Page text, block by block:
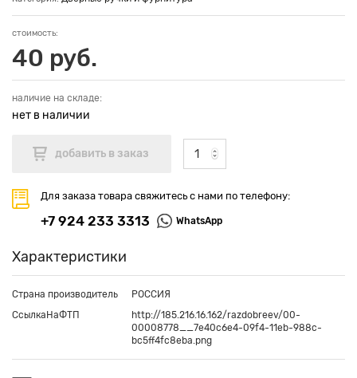
стоимость:
40 руб.
наличие на складе:
нет в наличии
Для заказа товара свяжитесь с нами по телефону:
+7 924 233 3313 WhatsApp
Характеристики
Страна производитель
РОССИЯ
СсылкаНаФТП
http://185.216.16.162/razdobreev/00-
00008778__7e40c6e4-09f4-11eb-988c-
bc5ff4fc8eba.png